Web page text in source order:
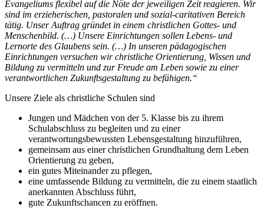
Evangeliums flexibel auf die Nöte der jeweiligen Zeit reagieren. Wir
sind im erzieherischen, pastoralen und sozial-caritativen Bereich
tätig. Unser Auftrag gründet in einem christlichen Gottes- und
Menschenbild. (…) Unsere Einrichtungen sollen Lebens- und
Lernorte des Glaubens sein. (…) In unseren pädagogischen
Einrichtungen versuchen wir christliche Orientierung, Wissen und
Bildung zu vermitteln und zur Freude am Leben sowie zu einer
verantwortlichen Zukunftsgestaltung zu befähigen.“
Unsere Ziele als christliche Schulen sind
Jungen und Mädchen von der 5. Klasse bis zu ihrem
Schulabschluss zu begleiten und zu einer
verantwortungsbewussten Lebensgestaltung hinzuführen,
gemeinsam aus einer christlichen Grundhaltung dem Leben
Orientierung zu geben,
ein gutes Miteinander zu pflegen,
eine umfassende Bildung zu vermitteln, die zu einem staatlich
anerkannten Abschluss führt,
gute Zukunftschancen zu eröffnen.